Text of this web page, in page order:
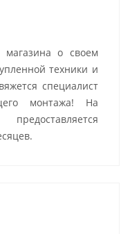
магазина о своем
техники и
специалист
монтажа! На